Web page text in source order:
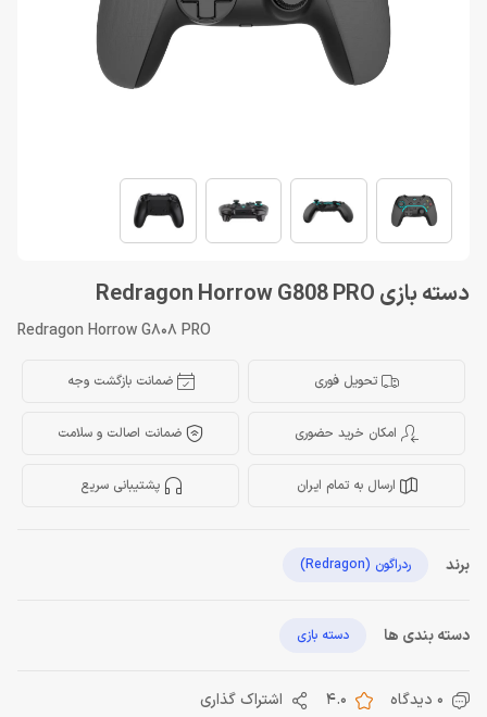
دسته بازی Redragon Horrow G808 PRO
Redragon Horrow G808 PRO
تحویل فوری ضمانت بازگشت وجه
امکان خرید حضوری ضمانت اصالت و سلامت
ارسال به تمام ایران پشتیبانی سریع
برند ردراگون (Redragon)
دسته بندی ها دسته بازی
0 دیدگاه 4.0 اشتراک گذاری